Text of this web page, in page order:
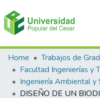
Communities & Collections
All of DSpace
Home